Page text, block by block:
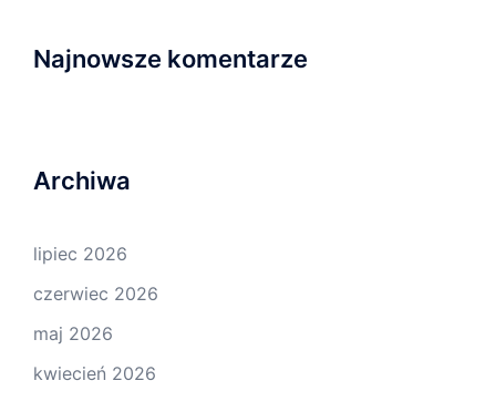
Najnowsze komentarze
Archiwa
lipiec 2026
czerwiec 2026
maj 2026
kwiecień 2026